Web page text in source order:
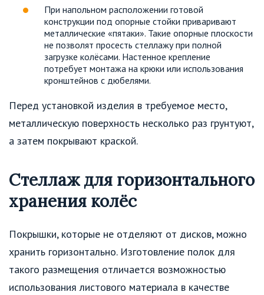
При напольном расположении готовой
конструкции под опорные стойки приваривают
металлические «пятаки». Такие опорные плоскости
не позволят просесть стеллажу при полной
загрузке колёсами. Настенное крепление
потребует монтажа на крюки или использования
кронштейнов с дюбелями.
Перед установкой изделия в требуемое место,
металлическую поверхность несколько раз грунтуют,
а затем покрывают краской.
Стеллаж для горизонтального
хранения колёс
Покрышки, которые не отделяют от дисков, можно
хранить горизонтально. Изготовление полок для
такого размещения отличается возможностью
использования листового материала в качестве